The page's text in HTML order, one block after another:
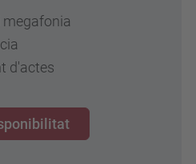
megafonia
d'actes